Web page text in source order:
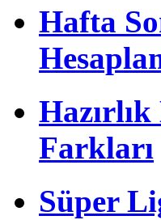
Hafta
Farkları
Süper